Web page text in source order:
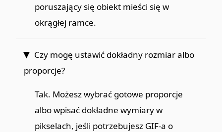
poruszający się obiekt mieści się w
okrągłej ramce.
Czy mogę ustawić dokładny rozmiar albo
proporcje?
Tak. Możesz wybrać gotowe proporcje
albo wpisać dokładne wymiary w
pikselach, jeśli potrzebujesz GIF-a o